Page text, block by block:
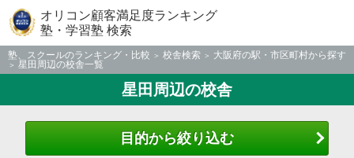
オリコン顧客満足度ランキング
塾・学習塾 検索
塾、スクールのランキング・比較 校舎検索
大阪府の駅・市区町村から探す
星田周辺の校舎一覧
星田周辺の校舎
目的から絞り込む